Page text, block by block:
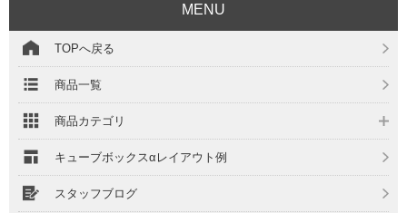
MENU
TOPへ戻る
商品一覧
商品カテゴリ
キューブボックスαレイアウト例
スタッフブログ